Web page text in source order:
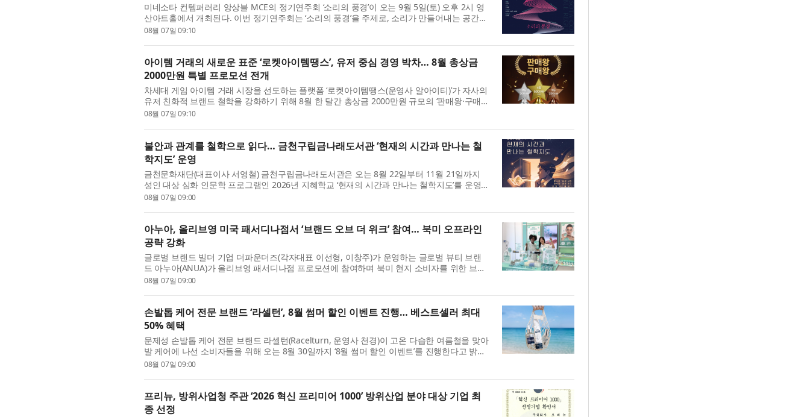
미네소타 컨템퍼러리 앙상블 MCE의 정기연주회 ‘소리의 풍경’​이 오는 9월 5일(토) 오후 2시 영
산아트홀에서 개최된다. 이번 정기연주회는 ‘소리의 풍경’​을 주제로, 소리가 만들어내는 공간과
감정의 결을 다채로운 편성과...
08월 07일 09:10
아이템 거래의 새로운 표준 ‘로켓아이템땡스’, 유저 중심 경영 박차… 8월 총상금
2000만원 특별 프로모션 전개
차세대 게임 아이템 거래 시장을 선도하는 플랫폼 ‘로켓아이템땡스(운영사 알아이티)’가 자사의
유저 친화적 브랜드 철학을 강화하기 위해 8월 한 달간 총상금 2000만원 규모의 ‘판매왕·구매왕
특별 프로모션’을 실시한다고...
08월 07일 09:10
불안과 관계를 철학으로 읽다… 금천구립금나래도서관 ‘현재의 시간과 만나는 철
학지도’ 운영
금천문화재단(대표이사 서영철) 금천구립금나래도서관은 오는 8월 22일부터 11월 21일까지
성인 대상 심화 인문학 프로그램인 2026년 지혜학교 ‘현재의 시간과 만나는 철학지도’를 운영한
다고 밝혔다. ‘지혜학교’는 문화체...
08월 07일 09:00
아누아, 올리브영 미국 패서디나점서 ‘브랜드 오브 더 위크’ 참여… 북미 오프라인
공략 강화
글로벌 브랜드 빌더 기업 더파운더즈(각자대표 이선형, 이창주)가 운영하는 글로벌 뷰티 브랜
드 아누아(ANUA)가 올리브영 패서디나점 프로모션에 참여하며 북미 현지 소비자를 위한 브랜
드 경험 다각화에 나선다. 아누아는 ...
08월 07일 09:00
손발톱 케어 전문 브랜드 ‘라셀턴’, 8월 썸머 할인 이벤트 진행… 베스트셀러 최대
50% 혜택
문제성 손발톱 케어 전문 브랜드 라셀턴(Racelturn, 운영사 천경)이 고온 다습한 여름철을 맞아
발 케어에 나선 소비자들을 위해 오는 8월 30일까지 ‘8월 썸머 할인 이벤트’를 진행한다고 밝혔
다. 최근 발 케어가 단순한 계...
08월 07일 09:00
프리뉴, 방위사업청 주관 ‘2026 혁신 프리미어 1000’ 방위산업 분야 대상 기업 최
종 선정